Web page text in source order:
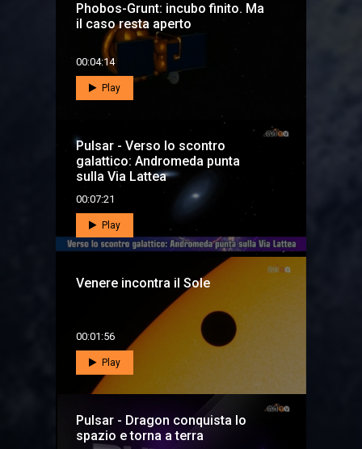
Phobos-Grunt: incubo finito. Ma
il caso resta aperto
00:04:14
Play
Pulsar - Verso lo scontro
galattico: Andromeda punta
sulla Via Lattea
00:07:21
Play
Venere incontra il Sole
00:01:56
Play
Pulsar - Dragon conquista lo
spazio e torna a terra